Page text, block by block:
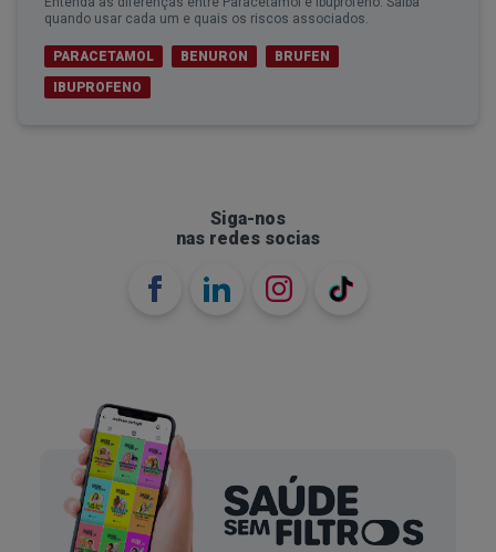
quando usar cada um e quais os riscos associados.
PARACETAMOL BENURON
BRUFEN
IBUPROFENO
Siga-nos
nas redes socias